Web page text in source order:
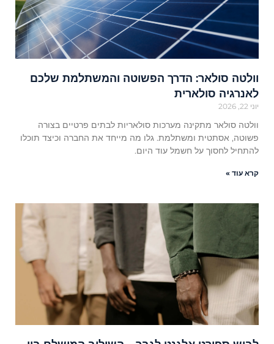
וולטה סולאר: הדרך הפשוטה והמשתלמת שלכם
לאנרגיה סולארית
יוני 22, 2026
וולטה סולאר מתקינה מערכות סולאריות לבתים פרטיים בצורה
פשוטה, אסתטית ומשתלמת. גלו מה מייחד את החברה וכיצד תוכלו
להתחיל לחסוך על חשמל עוד היום.
קרא עוד »